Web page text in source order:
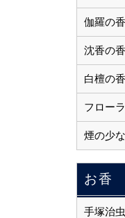
伽羅の
沈香の
白檀の
フロー
煙の少
お香
手塚治